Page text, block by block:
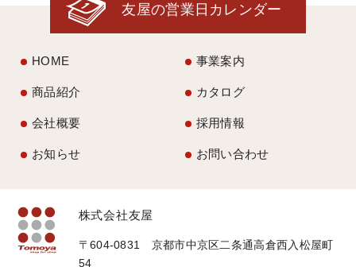
友屋の営業日カレンダー
HOME 事業案内
商品紹介 カタログ
会社概要 採用情報
お知らせ お問い合わせ
株式会社友屋
〒604-0831 京都市中京区二条通高倉西入松屋町
54